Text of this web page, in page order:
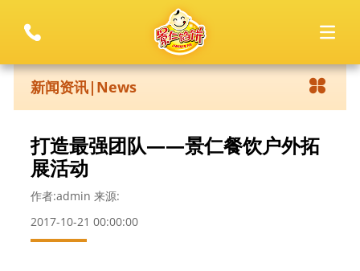
新闻资讯|News
打造最强团队——景仁餐饮户外拓
展活动
作者:admin 来源:
2017-10-21 00:00:00